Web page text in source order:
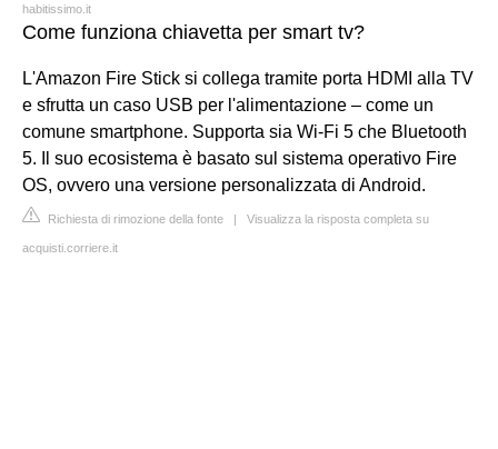
habitissimo.it
Come funziona chiavetta per smart tv?
L'Amazon Fire Stick si collega tramite porta HDMI alla TV
e sfrutta un caso USB per l'alimentazione – come un
comune smartphone. Supporta sia Wi-Fi 5 che Bluetooth
5. Il suo ecosistema è basato sul sistema operativo Fire
OS, ovvero una versione personalizzata di Android.
Richiesta di rimozione della fonte | Visualizza la risposta completa su
acquisti.corriere.it